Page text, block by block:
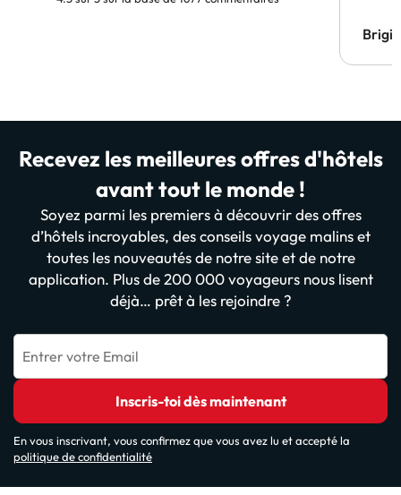
Recevez les meilleures offres d'hôtels
avant tout le monde !
Soyez parmi les premiers à découvrir des offres
d’hôtels incroyables, des conseils voyage malins et
toutes les nouveautés de notre site et de notre
application. Plus de 200 000 voyageurs nous lisent
déjà… prêt à les rejoindre ?
Entrer votre Email
Inscris-toi dès maintenant
En vous inscrivant, vous confirmez que vous avez lu et accepté la
politique de confidentialité